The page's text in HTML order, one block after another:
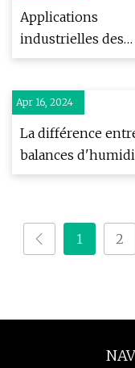
Applications
industrielles des
analyseurs
Apr 16, 2024
La différence
balances
et les analyseurs
1 2